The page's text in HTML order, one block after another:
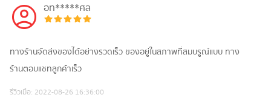
อท*****ศล
ทางร้านจัดส่งของได้อย่างรวดเร็ว ของอยู่ในสภาพที่สมบรูณ์แบบ ทาง
ร้านตอบแชทลูกค้าเร็ว
รีวิวเมื่อ: 2022-08-26 16:36:00